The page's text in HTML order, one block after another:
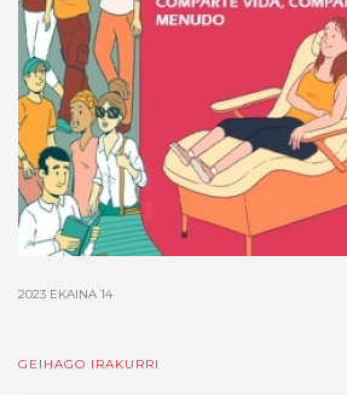
2023 EKAINA 14
GEIHAGO IRAKURRI